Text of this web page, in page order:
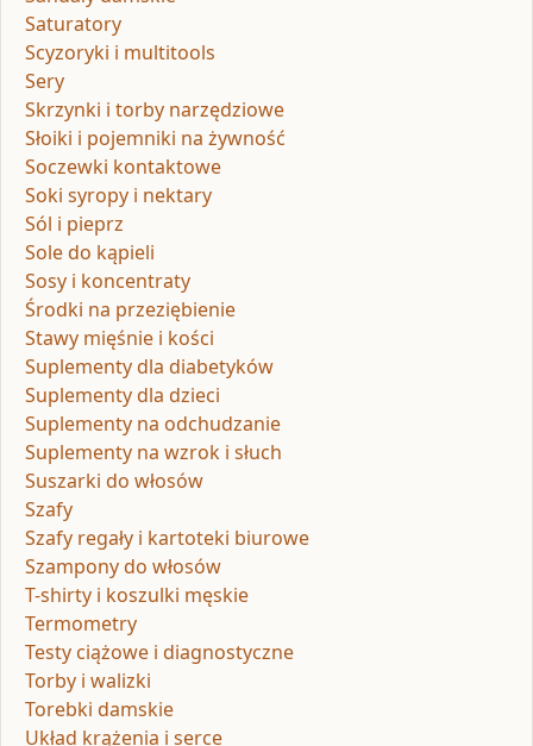
Saturatory
Scyzoryki i multitools
Sery
Skrzynki i torby narzędziowe
Słoiki i pojemniki na żywność
Soczewki kontaktowe
Soki syropy i nektary
Sól i pieprz
Sole do kąpieli
Sosy i koncentraty
Środki na przeziębienie
Stawy mięśnie i kości
Suplementy dla diabetyków
Suplementy dla dzieci
Suplementy na odchudzanie
Suplementy na wzrok i słuch
Suszarki do włosów
Szafy
Szafy regały i kartoteki biurowe
Szampony do włosów
T-shirty i koszulki męskie
Termometry
Testy ciążowe i diagnostyczne
Torby i walizki
Torebki damskie
Układ krążenia i serce